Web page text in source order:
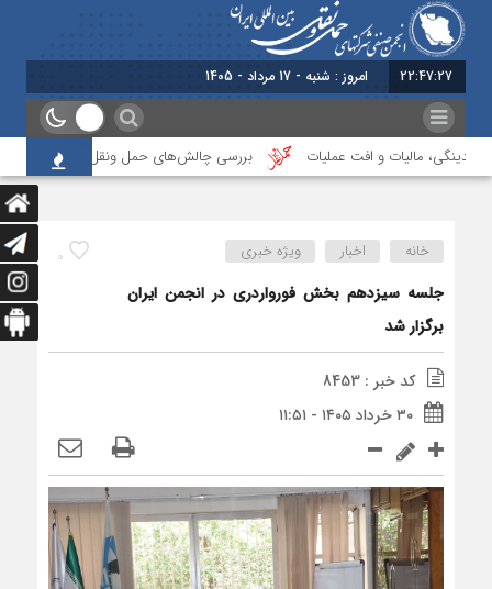
22:47:28 برابر با : Saturday - 8 August - 2026
مالیات و افت عملیات بررسی چالش‌های حمل ونقل کالا حوزه‌های ریلی،
0 خانه اخبار ویژه خبری
جلسه سیزدهم بخش فورواردری در انجمن ایران
برگزار شد
کد خبر : 8453
۳۰ خرداد ۱۴۰۵ - ۱۱:۵۱